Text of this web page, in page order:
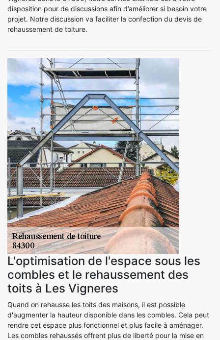
disposition pour de discussions afin d’améliorer si besoin votre
projet. Notre discussion va faciliter la confection du devis de
rehaussement de toiture.
L'optimisation de l'espace sous les
combles et le rehaussement des
toits à Les Vigneres
Quand on rehausse les toits des maisons, il est possible
d'augmenter la hauteur disponible dans les combles. Cela peut
rendre cet espace plus fonctionnel et plus facile à aménager.
Les combles rehaussés offrent plus de liberté pour la mise en